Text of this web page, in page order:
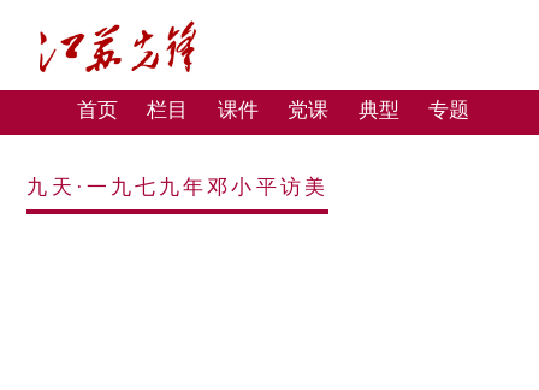
首页 栏目 课件 党课 典型 专题
九天·一九七九年邓小平访美